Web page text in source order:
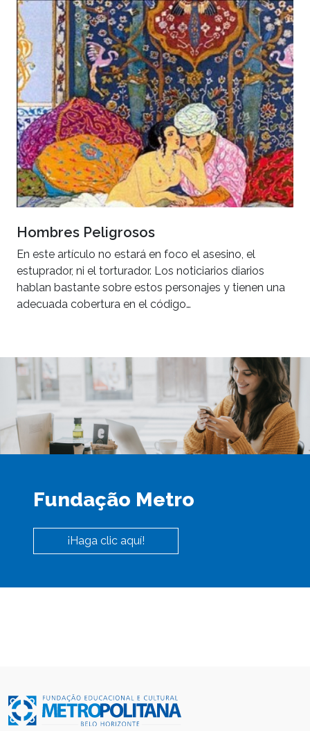
Hombres Peligrosos
En este artículo no estará en foco el asesino, el
estuprador, ni el torturador. Los noticiarios diarios
hablan bastante sobre estos personajes y tienen una
adecuada cobertura en el código…
Fundação Metro
¡Haga clic aquí!